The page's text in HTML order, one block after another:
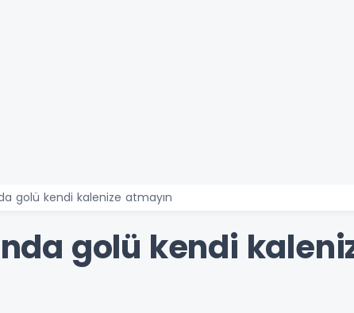
golü kendi kalenize atmayın
golü kendi